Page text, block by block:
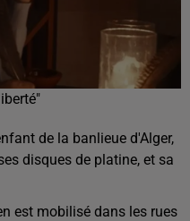
de la banlieue d'Alger,
disques de platine, et sa
est mobilisé dans les rues